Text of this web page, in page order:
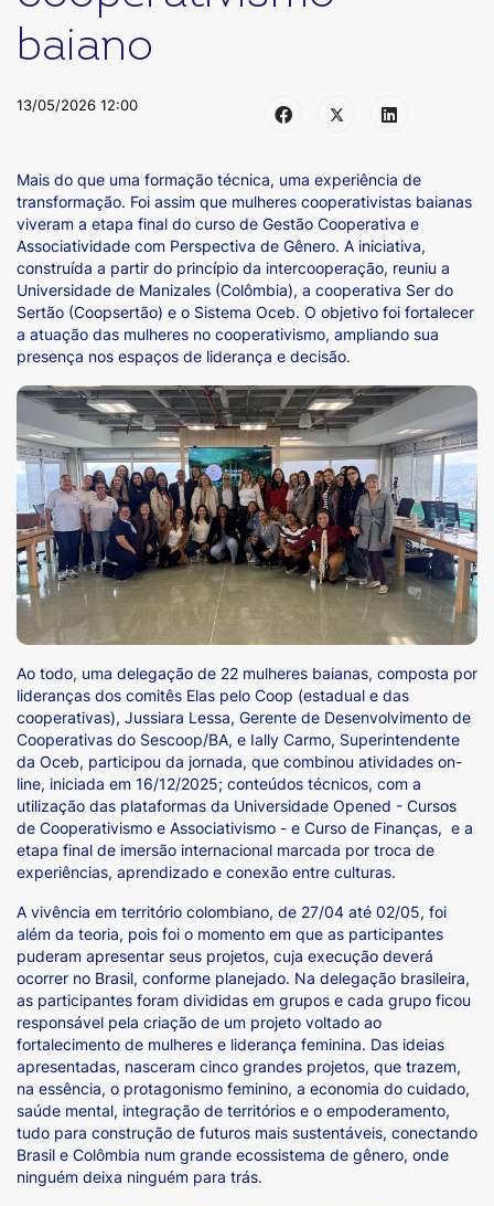
baiano
13/05/2026 12:00
Mais do que uma formação técnica, uma experiência de
transformação. Foi assim que mulheres cooperativistas baianas
viveram a etapa final do curso de Gestão Cooperativa e
Associatividade com Perspectiva de Gênero. A iniciativa,
construída a partir do princípio da intercooperação, reuniu a
Universidade de Manizales (Colômbia), a cooperativa Ser do
Sertão (Coopsertão) e o Sistema Oceb. O objetivo foi fortalecer
a atuação das mulheres no cooperativismo, ampliando sua
presença nos espaços de liderança e decisão.
Ao todo, uma delegação de 22 mulheres baianas, composta por
lideranças dos comitês Elas pelo Coop (estadual e das
cooperativas), Jussiara Lessa, Gerente de Desenvolvimento de
Cooperativas do Sescoop/BA, e Ially Carmo, Superintendente
da Oceb, participou da jornada, que combinou atividades on-
line, iniciada em 16/12/2025; conteúdos técnicos, com a
utilização das plataformas da Universidade Opened - Cursos
de Cooperativismo e Associativismo - e Curso de Finanças, e a
etapa final de imersão internacional marcada por troca de
experiências, aprendizado e conexão entre culturas.
A vivência em território colombiano, de 27/04 até 02/05, foi
além da teoria, pois foi o momento em que as participantes
puderam apresentar seus projetos, cuja execução deverá
ocorrer no Brasil, conforme planejado. Na delegação brasileira,
as participantes foram divididas em grupos e cada grupo ficou
responsável pela criação de um projeto voltado ao
fortalecimento de mulheres e liderança feminina. Das ideias
apresentadas, nasceram cinco grandes projetos, que trazem,
na essência, o protagonismo feminino, a economia do cuidado,
saúde mental, integração de territórios e o empoderamento,
tudo para construção de futuros mais sustentáveis, conectando
Brasil e Colômbia num grande ecossistema de gênero, onde
ninguém deixa ninguém para trás.